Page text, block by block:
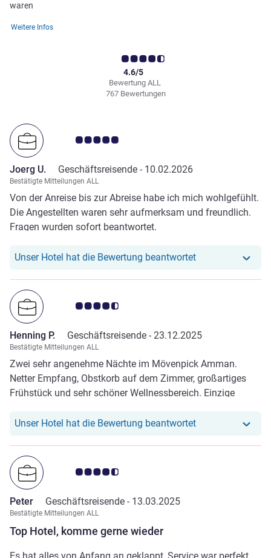
waren
Weitere Infos
Bewertung ALL
4.6/5
767 Bewertungen
Note Kundenmeinungen 5.0/5
Joerg U. Geschäftsreisende - 10.02.2026
Bestätigte Mitteilungen ALL
Von der Anreise bis zur Abreise habe ich mich wohlgefühlt.
Die Angestellten waren sehr aufmerksam und freundlich.
Fragen wurden sofort beantwortet.
Unser Hotel hat die Bewertung beantwortetUnser Hotel hat
Note Kundenmeinungen 4.5/5
Henning P. Geschäftsreisende - 23.12.2025
Bestätigte Mitteilungen ALL
Zwei sehr angenehme Nächte im Mövenpick Amman.
Netter Empfang, Obstkorb auf dem Zimmer, großartiges
Frühstück und sehr schöner Wellnessbereich. Einzige
Rezeption, weil die Zimmerkarte nicht funktioniert hatte,
Unser Hotel hat die Bewertung beantwortetUnser Hotel hat
Top Hotel, komme gerne wieder
Note Kundenmeinungen 4.5/5
Peter Geschäftsreisende - 13.03.2025
Bestätigte Mitteilungen ALL